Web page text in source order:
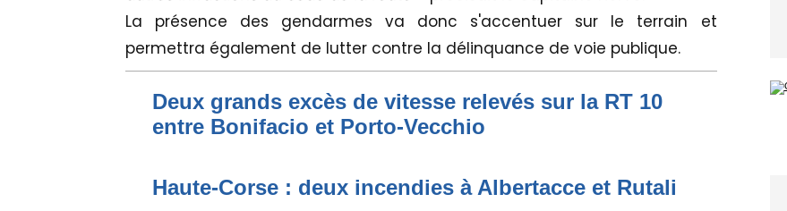
La présence des gendarmes va donc s'accentuer sur le terrain et
permettra également de lutter contre la délinquance de voie publique.
Deux grands excès de vitesse relevés sur la RT 10
entre Bonifacio et Porto-Vecchio
Haute-Corse : deux incendies à Albertacce et Rutali